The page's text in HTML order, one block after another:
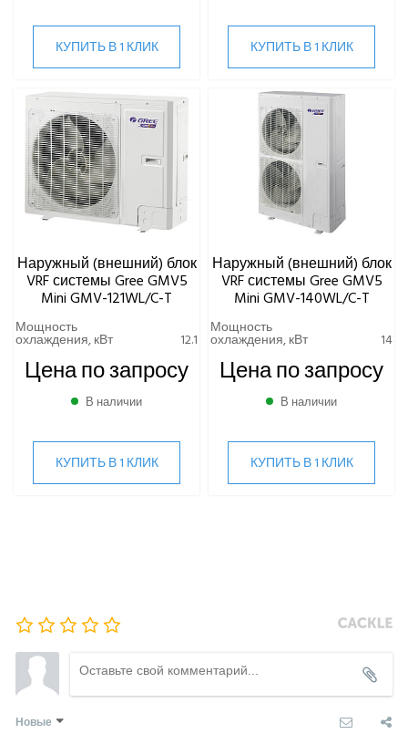
КУПИТЬ В 1 КЛИК КУПИТЬ В 1 КЛИК
Наружный (внешний) блок
VRF системы Gree GMV5
Mini GMV-121WL/C-T
Мощность
охлаждения, кВт 12.1
Цена по запросу
В наличии
КУПИТЬ В 1 КЛИК
Наружный (внешний) блок
VRF системы Gree GMV5
Mini GMV-140WL/C-T
Мощность
охлаждения, кВт 14
Цена по запросу
В наличии
КУПИТЬ В 1 КЛИК
Новые